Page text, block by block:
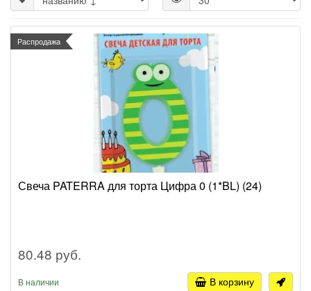
Распродажа
Свеча PATERRA для торта Цифра 0 (1*BL) (24)
80.48 руб.
В наличии В корзину